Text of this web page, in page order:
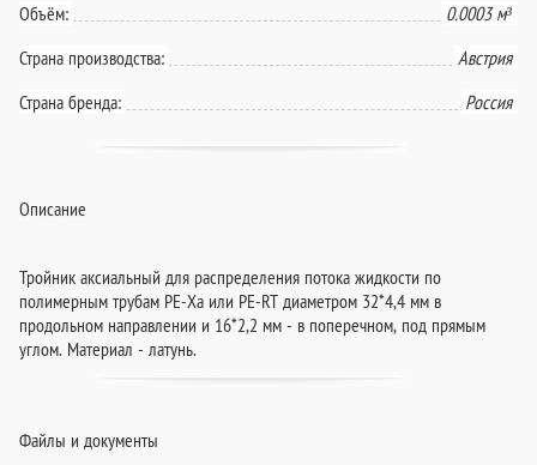
Объём:
0.0003 м³
Страна производства:
Австрия
Страна бренда:
Россия
Описание
Тройник аксиальный для распределения потока жидкости по
полимерным трубам PE-Xа или PE-RT диаметром 32*4,4 мм в
продольном направлении и 16*2,2 мм - в поперечном, под прямым
углом. Материал - латунь.
Файлы и документы